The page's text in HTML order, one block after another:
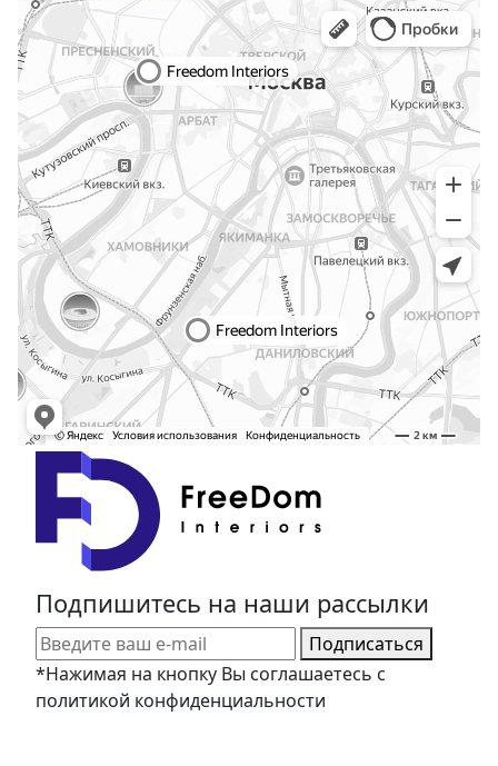
Подпишитесь на наши рассылки
Подписаться
*Нажимая на кнопку Вы соглашаетесь с
политикой конфиденциальности